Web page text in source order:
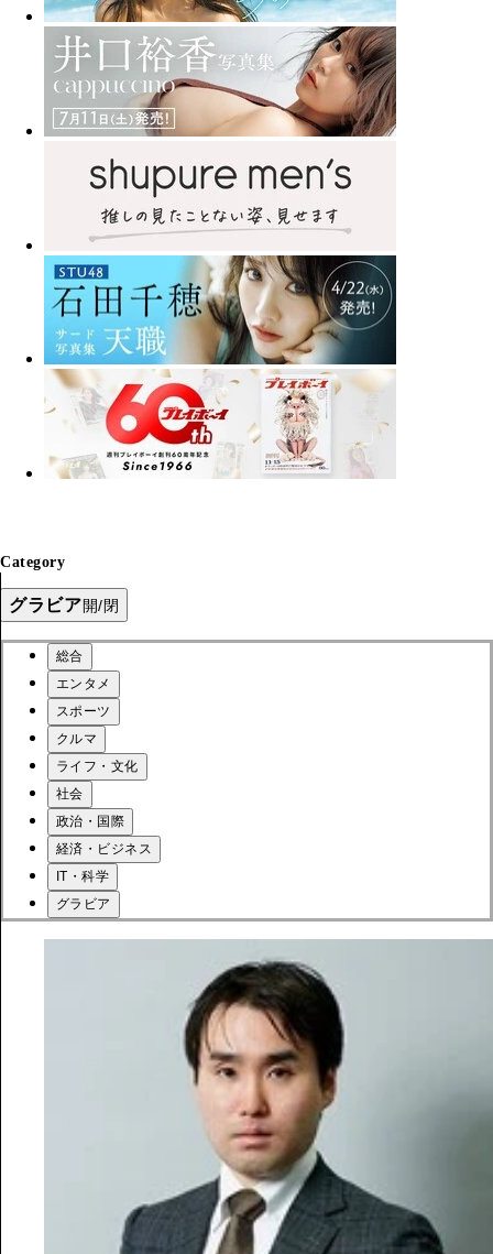
Category
グラビア開/閉
総合
エンタメ
スポーツ
クルマ
ライフ・文化
社会
政治・国際
経済・ビジネス
IT・科学
グラビア